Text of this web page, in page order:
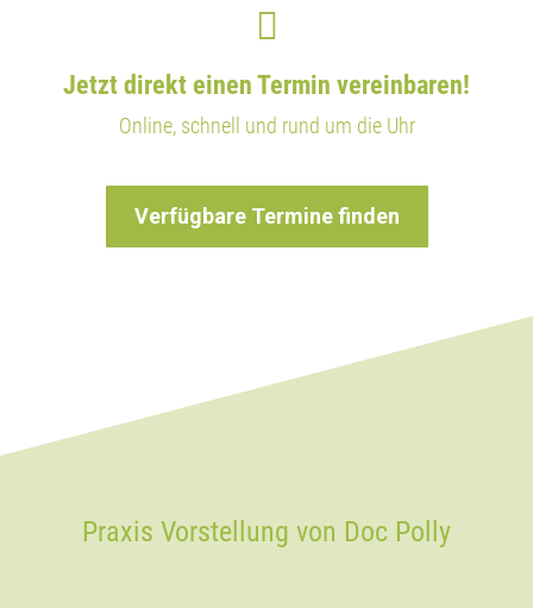
Jetzt direkt einen Termin vereinbaren!
Online, schnell und rund um die Uhr
Verfügbare Termine finden
Praxis Vorstellung von Doc Polly